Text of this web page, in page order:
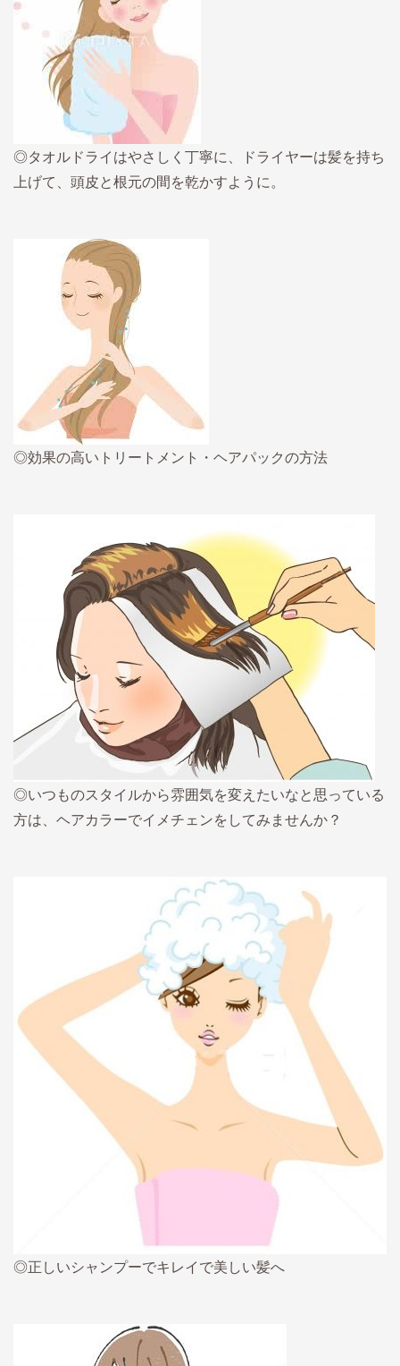
◎タオルドライはやさしく丁寧に、ドライヤーは髪を持ち
上げて、頭皮と根元の間を乾かすように。
◎効果の高いトリートメント・ヘアパックの方法
◎いつものスタイルから雰囲気を変えたいなと思っている
方は、ヘアカラーでイメチェンをしてみませんか？
◎正しいシャンプーでキレイで美しい髪へ